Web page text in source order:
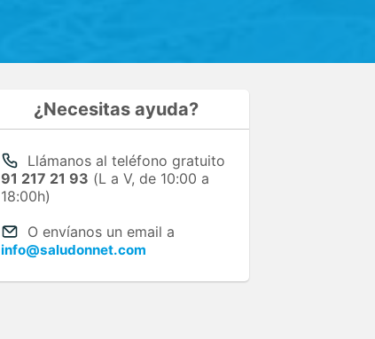
¿Necesitas ayuda?
Llámanos al teléfono gratuito
91 217 21 93 (L a V, de 10:00 a
18:00h)
O envíanos un email a
info@saludonnet.com